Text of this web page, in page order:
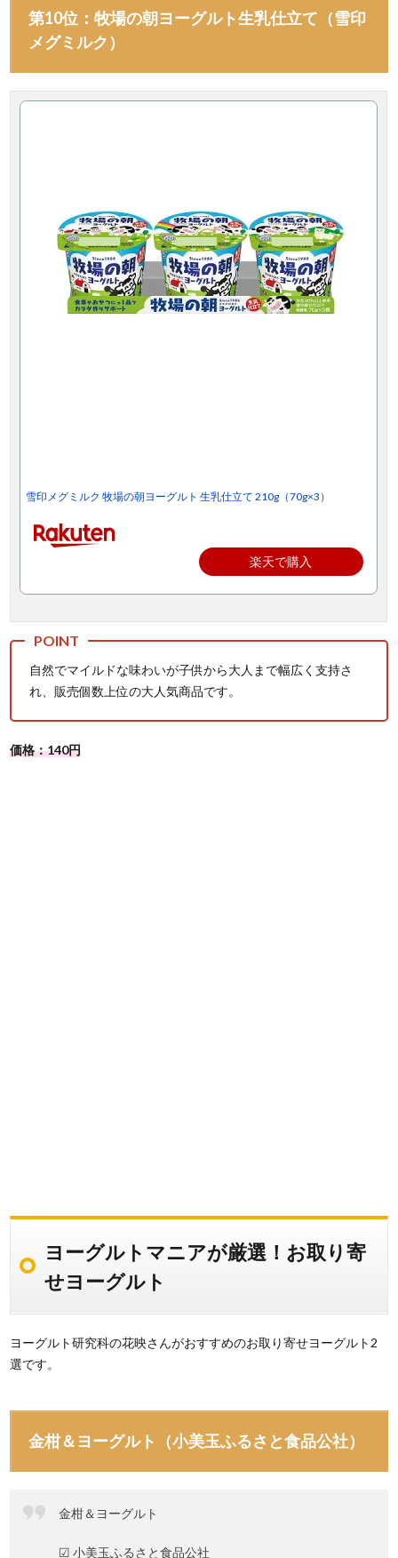
第10位：牧場の朝ヨーグルト生乳仕立て（雪印
メグミルク）
雪印メグミルク 牧場の朝ヨーグルト 生乳仕立て 210g（70g×3）
楽天で購入
自然でマイルドな味わいが子供から大人まで幅広く支持さ
れ、販売個数上位の大人気商品です。
価格：140円
ヨーグルトマニアが厳選！お取り寄
せヨーグルト
ヨーグルト研究科の花映さんがおすすめのお取り寄せヨーグルト2
選です。
金柑＆ヨーグルト（小美玉ふるさと食品公社）
金柑＆ヨーグルト
☑︎ 小美玉ふるさと食品公社